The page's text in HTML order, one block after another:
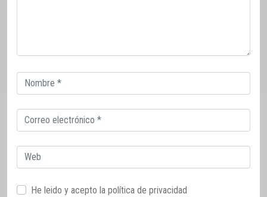
Correo
electrónico
Correo
electrónico
Web
He leido y acepto la política de privacidad